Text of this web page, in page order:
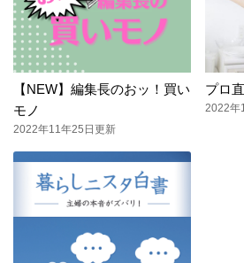
【NEW】編集長のおッ！買い
モノ
2022年11年25日更新
プロ
2022年